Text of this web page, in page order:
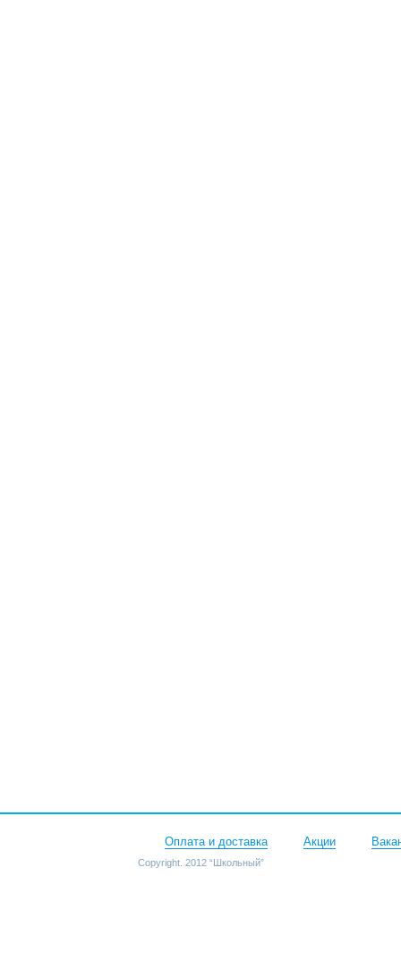
Оплата и доставка Акции
Copyright. 2012 “Школьный”